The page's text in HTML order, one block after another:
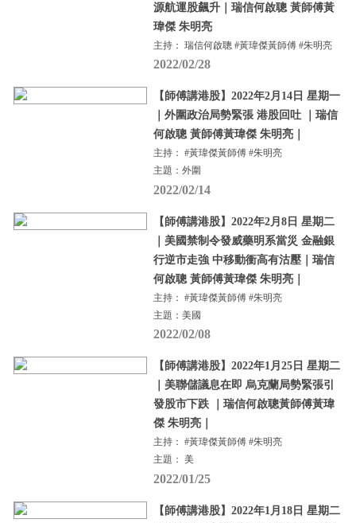
源航運股飆升｜瑞信何啟聰 黃師傅黃
瑋傑 朱明亮
主持： 瑞信何啟聰 #黃瑋傑黃師傅 #朱明亮
2022/02/28
【師傅講港股】2022年2月14日 星期一
｜外圍政治局勢緊張 港股回吐 ｜瑞信
何啟聰 黃師傅黃瑋傑 朱明亮｜
主持： #黃瑋傑黃師傅 #朱明亮
主題：外圍
2022/02/14
【師傅講港股】2022年2月8日 星期二
｜美國禁制令發威藥明系當災 金融銀
行逆市走強 中移動衝高有沽壓｜瑞信
何啟聰 黃師傅黃瑋傑 朱明亮｜
主持： #黃瑋傑黃師傅 #朱明亮
主題：美國
2022/02/08
【師傅講港股】2022年1月25日 星期二
｜美聯儲議息在即 烏克蘭局勢緊張引
發股市下跌 ｜瑞信何啟聰黃師傅黃瑋
傑 朱明亮｜
主持： #黃瑋傑黃師傅 #朱明亮
主題： 美
2022/01/25
【師傅講港股】2022年1月18日 星期二